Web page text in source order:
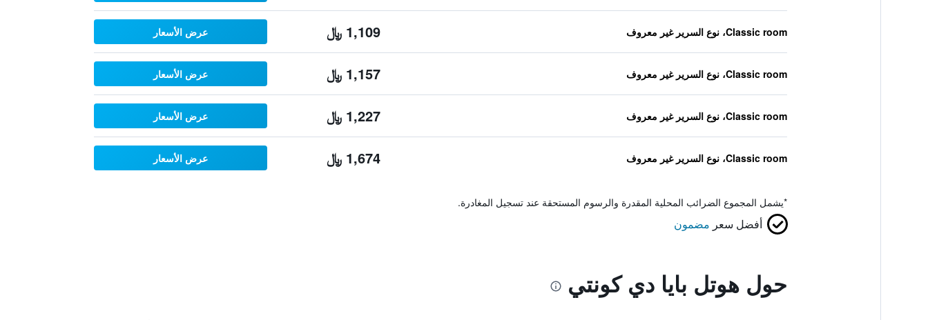
Classic room، نوع السرير غير معروف 1,109 ﷼ عرض الأسعار
Classic room، نوع السرير غير معروف 1,157 ﷼ عرض الأسعار
Classic room، نوع السرير غير معروف 1,227 ﷼ عرض الأسعار
Classic room، نوع السرير غير معروف 1,674 ﷼ عرض الأسعار
*يشمل المجموع الضرائب المحلية المقدرة والرسوم المستحقة عند تسجيل المغادرة.
أفضل سعر مضمون
حول هوتل بايا دي كونتي